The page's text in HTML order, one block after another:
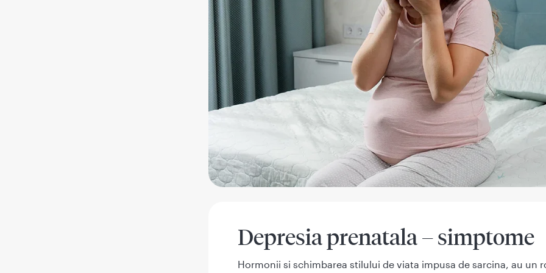
Depresia prenatala – simptome
Hormonii si schimbarea stilului de viata impusa de sarcina, au un